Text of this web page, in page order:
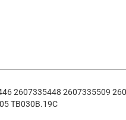
2607335448 2607335509
TB030B.19C